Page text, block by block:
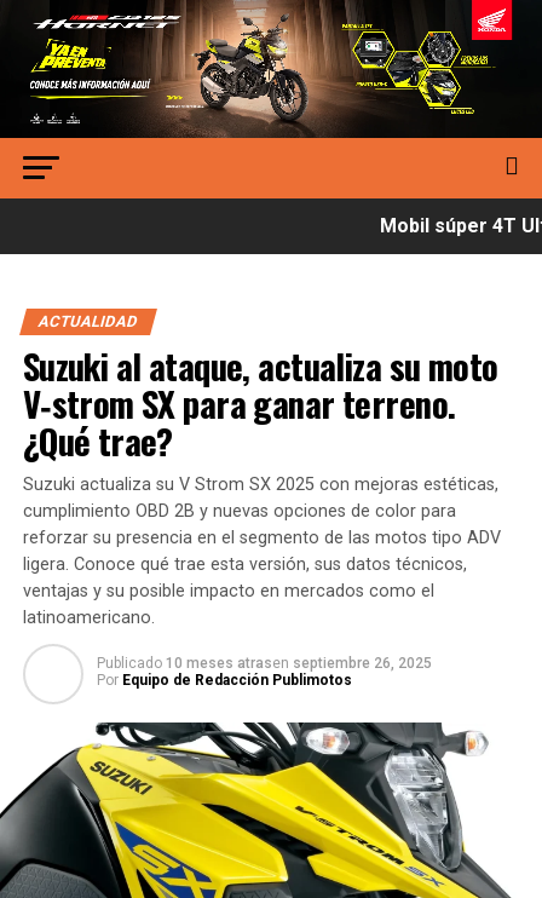
Mobil súper 4T
ACTUALIDAD
Suzuki al ataque, actualiza su moto
V‑strom SX para ganar terreno.
¿Qué trae?
Suzuki actualiza su V Strom SX 2025 con mejoras estéticas,
cumplimiento OBD 2B y nuevas opciones de color para
reforzar su presencia en el segmento de las motos tipo ADV
ligera. Conoce qué trae esta versión, sus datos técnicos,
ventajas y su posible impacto en mercados como el
latinoamericano.
Publicado 10 meses atrasen septiembre 26, 2025
Por Equipo de Redacción Publimotos